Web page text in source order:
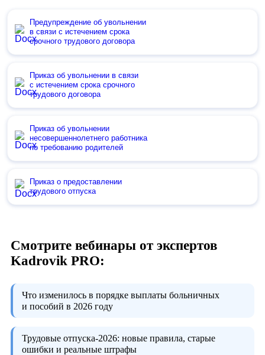
Предупреждение об увольнении
в связи с истечением срока
срочного трудового договора
Приказ об увольнении в связи
с истечением срока срочного
трудового договора
Приказ об увольнении
несовершеннолетнего работника
по требованию родителей
Приказ о предоставлении
трудового отпуска
Смотрите вебинары от экспертов
Kadrovik PRO:
Что изменилось в порядке выплаты больничных
и пособий в 2026 году
Трудовые отпуска-2026: новые правила, старые
ошибки и реальные штрафы